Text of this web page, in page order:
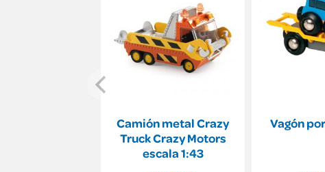
Camión metal Crazy
Truck Crazy Motors
escala 1:43
Vagón